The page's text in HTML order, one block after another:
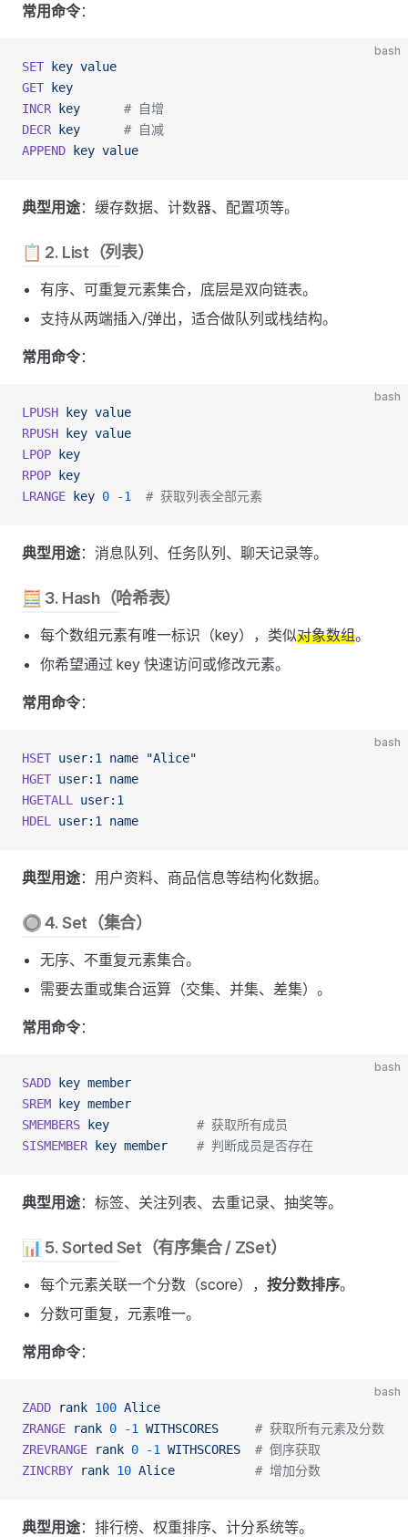
常用命令：
bash
SET key value
GET key
INCR key
      # 自增
DECR key
      # 自减
APPEND key value
典型用途：缓存数据、计数器、配置项等。
📋 2. List（列表）
有序、可重复元素集合，底层是双向链表。
支持从两端插入/弹出，适合做队列或栈结构。
常用命令：
bash
LPUSH key value
RPUSH key value
LPOP key
RPOP key
LRANGE key 0 -1
  # 获取列表全部元素
典型用途：消息队列、任务队列、聊天记录等。
🧮 3. Hash（哈希表）
每个数组元素有唯一标识（key），类似对象数组。
你希望通过 key 快速访问或修改元素。
常用命令：
bash
HSET user:1 name "Alice"
HGET user:1
name
HGETALL
user:1
HDEL
user:1 name
典型用途：用户资料、商品信息等结构化数据。
🔘 4. Set（集合）
无序、不重复元素集合。
需要去重或集合运算（交集、并集、差集）。
常用命令：
bash
SADD key member
SREM key member
SMEMBERS key
            # 获取所有成员
SISMEMBER key member
    # 判断成员是否存在
典型用途：标签、关注列表、去重记录、抽奖等。
📊 5. Sorted Set（有序集合 / ZSet）
每个元素关联一个分数（score）， 按分数排序。
分数可重复，元素唯一。
常用命令：
bash
ZADD rank 100 Alice
ZRANGE rank 0 -1 WITHSCORES
     # 获取所有元素及分数
ZREVRANGE rank 0 -1 WITHSCORES
  # 倒序获取
ZINCRBY rank 10 Alice
           # 增加分数
典型用途：排行榜、权重排序、计分系统等。